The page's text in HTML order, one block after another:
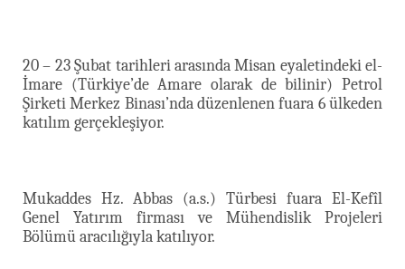
20 – 23 Şubat tarihleri arasında Misan eyaletindeki el-
İmare (Türkiye’de Amare olarak de bilinir) Petrol
Şirketi Merkez Binası’nda düzenlenen fuara 6 ülkeden
katılım gerçekleşiyor.
Mukaddes Hz. Abbas (a.s.) Türbesi fuara El-Kefîl
Genel Yatırım firması ve Mühendislik Projeleri
Bölümü aracılığıyla katılıyor.